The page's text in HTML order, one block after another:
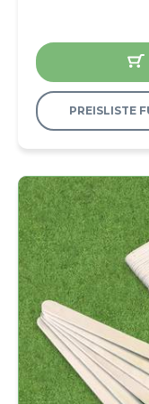
PREISLISTE